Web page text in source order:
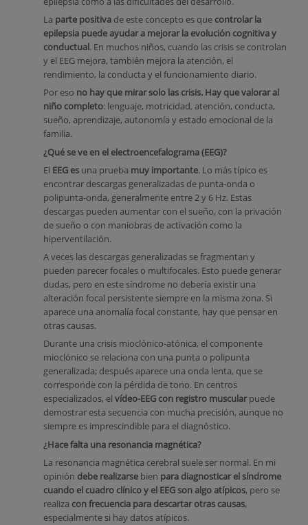
La parte positiva de este concepto es que controlar la
epilepsia puede ayudar a mejorar la evolución cognitiva y
conductual. En muchos niños, cuando las crisis se controlan
y el EEG mejora, también mejora la atención, el
rendimiento, la conducta y el funcionamiento diario.
Por eso no hay que mirar solo las crisis. Hay que valorar al
niño completo: lenguaje, motricidad, atención, conducta,
sueño, aprendizaje, autonomía y estado emocional de la
familia.
¿Qué se ve en el electroencefalograma (EEG)?
El EEG es una prueba muy importante. Lo más típico es
encontrar descargas generalizadas de punta-onda o
polipunta-onda, generalmente entre 2 y 6 Hz. Estas
descargas pueden aumentar con el sueño, con la privación
de sueño o con maniobras de activación como la
hiperventilación.
A veces las descargas generalizadas se fragmentan y
pueden parecer focales o multifocales. Esto puede generar
dudas, pero en este síndrome no debería existir una
alteración focal persistente siempre en la misma zona. Si
aparece una anomalía focal constante, hay que pensar en
otras causas.
Durante una crisis mioclónico-atónica, el componente
mioclónico se relaciona con una punta o polipunta
generalizada; después aparece una onda lenta, que se
corresponde con la pérdida de tono. En centros
especializados, el vídeo-EEG con registro muscularpuede
demostrar esta secuencia con mucha precisión, aunque no
siempre es imprescindible para el diagnóstico.
¿Hace falta una resonancia magnética?
La resonancia magnética cerebral suele ser normal. En mi
opinión debe realizarse bien para diagnosticar el síndrome
cuando el cuadro clínico y el EEG son algo atípicos, pero se
realiza con frecuencia para descartar otras causas,
especialmente si hay datos atípicos.